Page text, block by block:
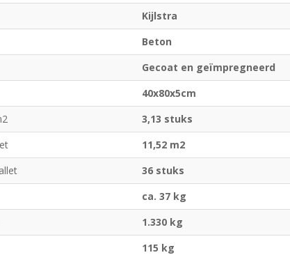
Kijlstra
Beton
Gecoat en geïmpregneerd
40x80x5cm
3,13 stuks
11,52 m2
36 stuks
ca. 37 kg
1.330 kg
115 kg